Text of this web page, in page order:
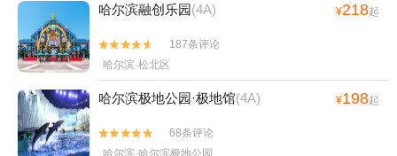
哈尔滨融创乐园(4A) ¥218起


187条评论
哈尔滨·松北区
哈尔滨极地公园·极地馆(4A) ¥198起


68条评论